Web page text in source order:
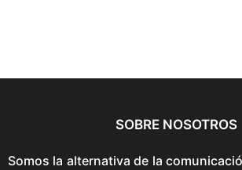
SOBRE NOSOTROS
Somos la alternativa de la